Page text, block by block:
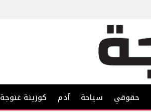
حقوقي سياحة آدم كوزينة غنوجة